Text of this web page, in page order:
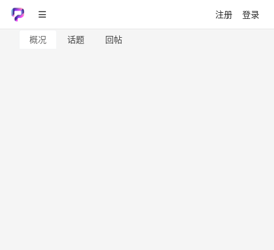
注册 登录
概况 话题 回帖